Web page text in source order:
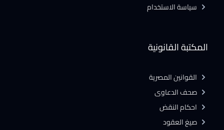
المكتبة القانونية
القوانين المصرية
صحف الدعاوى
احكام النقض
صيغ العقود
سياسة الاستخدام